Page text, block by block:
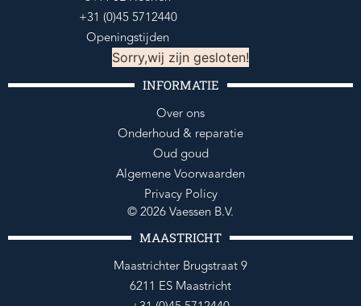
+31 (0)45 5712440
Openingstijden
Sorry,wij zijn gesloten!
INFORMATIE
Over ons
Onderhoud & reparatie
Oud goud
Algemene Voorwaarden
Privacy Policy
© 2026 Vaessen B.V.
MAASTRICHT
Maastrichter Brugstraat 9
6211 ES Maastricht